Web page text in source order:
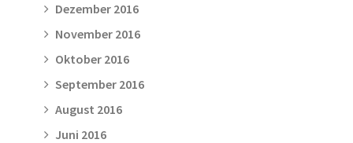
Dezember 2016
November 2016
Oktober 2016
September 2016
August 2016
Juni 2016